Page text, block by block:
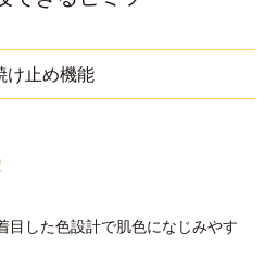
け止め機能
目した色設計で肌色になじみやす